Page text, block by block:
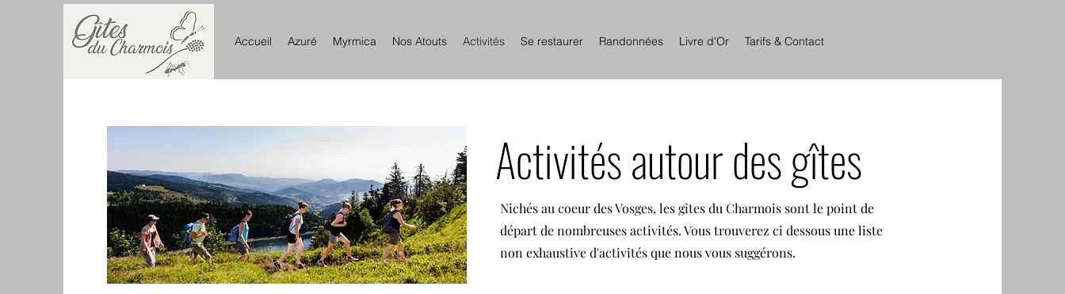
Accueil Azuré Myrmica Nos Atouts Activités Se restaurer Randonnées Livre d'Or Tarifs & Contact
Activités autour des gîtes
Nichés au coeur des Vosges, les gîtes du Charmois sont le point de
départ de nombreuses activités. Vous trouverez ci dessous une liste
non exhaustive d'activités que nous vous suggérons.